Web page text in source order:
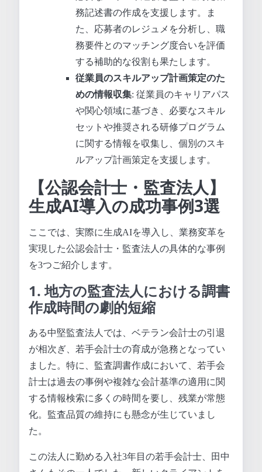
務記述書の作成を支援します。ま
た、応募者のレジュメを分析し、職
務要件とのマッチング度合いを評価
する補助的な役割も果たします。
従業員のスキルアップ計画策定のた
めの情報収集: 従業員のキャリアパス
や関心領域に基づき、必要なスキル
セットや推奨される研修プログラム
に関する情報を収集し、個別のスキ
ルアップ計画策定を支援します。
【公認会計士・監査法人】
生成AI導入の成功事例3選
ここでは、実際に生成AIを導入し、業務変革を
実現した公認会計士・監査法人の具体的な事例
を3つご紹介します。
1. 地方の監査法人における調書
作成時間の劇的短縮
ある中堅監査法人では、ベテラン会計士の引退
が相次ぎ、若手会計士の育成が急務となってい
ました。特に、監査調書作成において、若手会
計士は過去の事例や複雑な会計基準の適用に関
する情報検索に多くの時間を要し、残業が常態
化。監査品質の維持にも懸念が生じていまし
た。
この法人に勤める入社3年目の若手会計士、田中